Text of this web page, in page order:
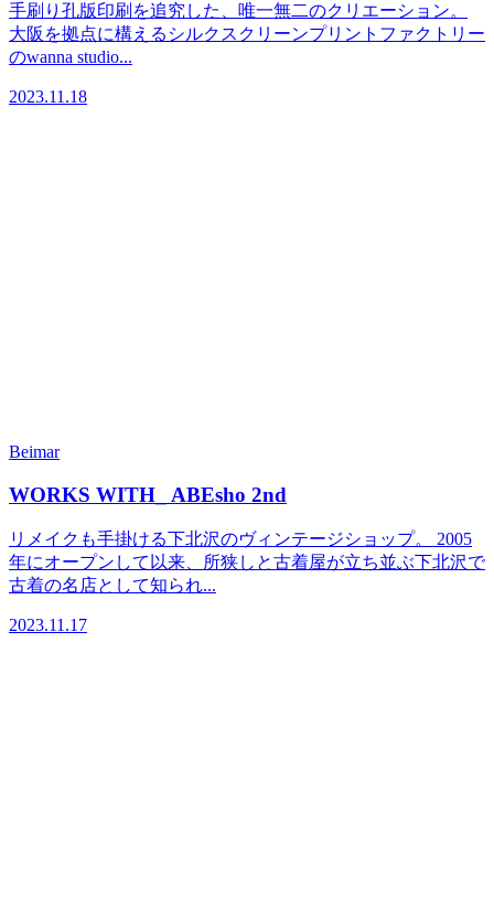
手刷り孔版印刷を追究した、唯一無二のクリエーション。
大阪を拠点に構えるシルクスクリーンプリントファクトリー
のwanna studio...
2023.11.18
Beimar
WORKS WITH_ ABEsho 2nd
リメイクも手掛ける下北沢のヴィンテージショップ。 2005
年にオープンして以来、所狭しと古着屋が立ち並ぶ下北沢で
古着の名店として知られ...
2023.11.17